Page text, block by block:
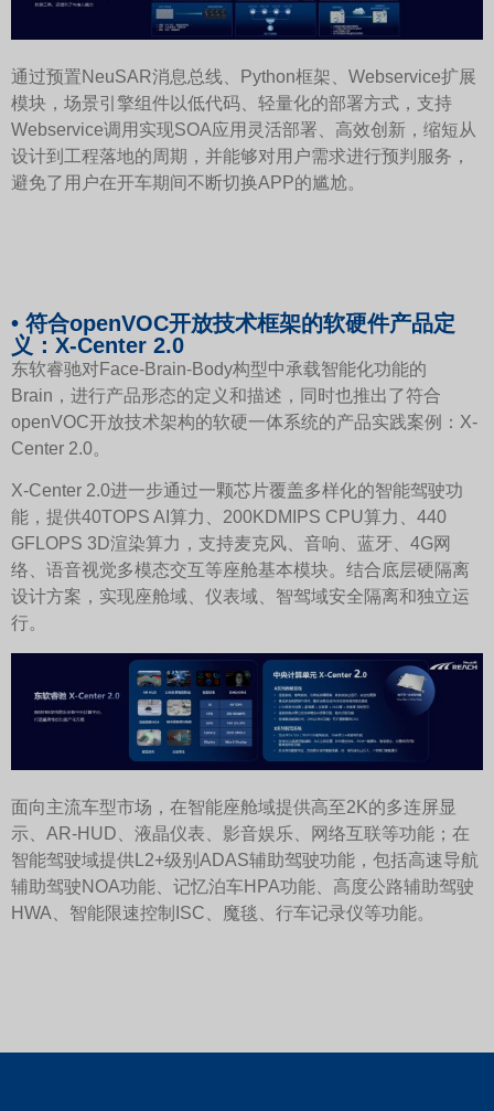
通过预置NeuSAR消息总线、Python框架、Webservice扩展
模块，场景引擎组件以低代码、轻量化的部署方式，支持
Webservice调用实现SOA应用灵活部署、高效创新，缩短从
设计到工程落地的周期，并能够对用户需求进行预判服务，
避免了用户在开车期间不断切换APP的尴尬。
• 符合openVOC开放技术框架的软硬件产品定
义：X-Center 2.0
东软睿驰对Face-Brain-Body构型中承载智能化功能的
Brain，进行产品形态的定义和描述，同时也推出了符合
openVOC开放技术架构的软硬一体系统的产品实践案例：X-
Center 2.0。
X-Center 2.0进一步通过一颗芯片覆盖多样化的智能驾驶功
能，提供40TOPS AI算力、200KDMIPS CPU算力、440
GFLOPS 3D渲染算力，支持麦克风、音响、蓝牙、4G网
络、语音视觉多模态交互等座舱基本模块。结合底层硬隔离
设计方案，实现座舱域、仪表域、智驾域安全隔离和独立运
行。
面向主流车型市场，在智能座舱域提供高至2K的多连屏显
示、AR-HUD、液晶仪表、影音娱乐、网络互联等功能；在
智能驾驶域提供L2+级别ADAS辅助驾驶功能，包括高速导航
辅助驾驶NOA功能、记忆泊车HPA功能、高度公路辅助驾驶
HWA、智能限速控制ISC、魔毯、行车记录仪等功能。